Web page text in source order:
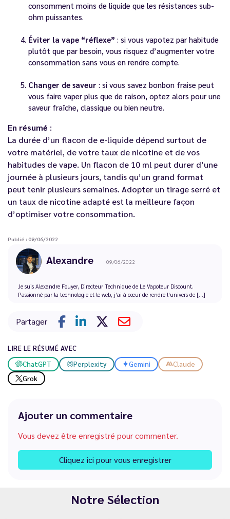
consomment moins de liquide que les résistances sub-
ohm puissantes.
Éviter la vape “réflexe” : si vous vapotez par habitude
plutôt que par besoin, vous risquez d’augmenter votre
consommation sans vous en rendre compte.
Changer de saveur : si vous savez bonbon fraise peut
vous faire vaper plus que de raison, optez alors pour une
saveur fraîche, classique ou bien neutre.
En résumé :
La durée d’un flacon de e-liquide dépend surtout de
votre matériel, de votre taux de nicotine et de vos
habitudes de vape. Un flacon de 10 ml peut durer d’une
journée à plusieurs jours, tandis qu’un grand format
peut tenir plusieurs semaines. Adopter un tirage serré et
un taux de nicotine adapté est la meilleure façon
d’optimiser votre consommation.
Publié : 09/06/2022
Alexandre 09/06/2022
Je suis Alexandre Fouyer, Directeur Technique de Le Vapoteur Discount.
Passionné par la technologie et le web, j’ai à cœur de rendre l’univers de [...]
Partager
LIRE LE RÉSUMÉ AVEC
ChatGPT Perplexity Gemini
Claude
Grok
Ajouter un commentaire
Vous devez être enregistré pour commenter.
Cliquez ici pour vous enregistrer
Notre Sélection